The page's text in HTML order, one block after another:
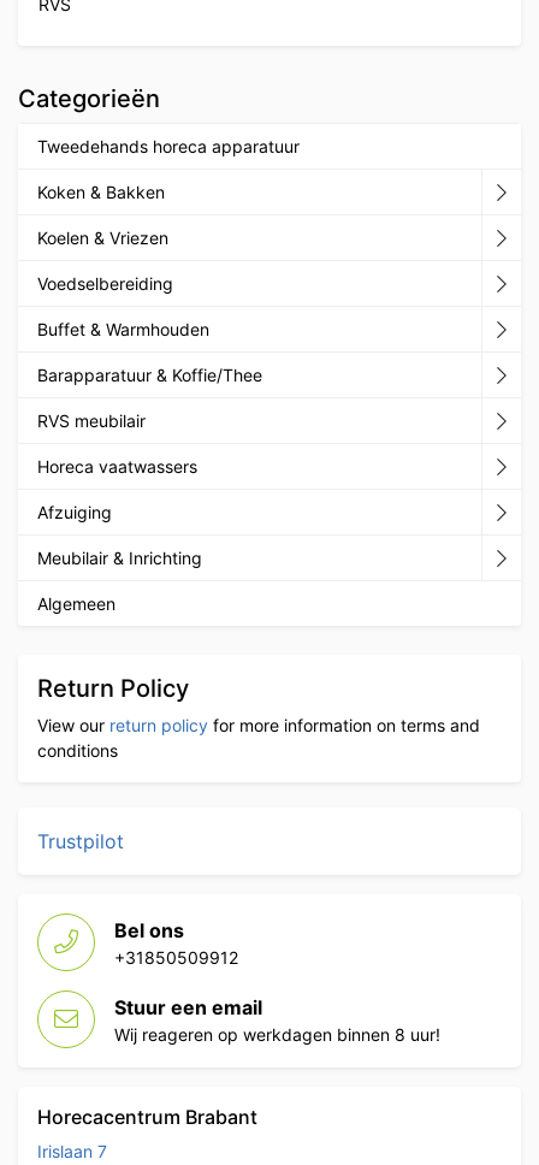
RVS
Categorieën
Tweedehands horeca apparatuur
Koken & Bakken
Koelen & Vriezen
Voedselbereiding
Buffet & Warmhouden
Barapparatuur & Koffie/Thee
RVS meubilair
Horeca vaatwassers
Afzuiging
Meubilair & Inrichting
Algemeen
Return Policy
View our return policy for more information on terms and
conditions
Trustpilot
Bel ons
+31850509912
Stuur een email
Wij reageren op werkdagen binnen 8 uur!
Horecacentrum Brabant
Irislaan 7